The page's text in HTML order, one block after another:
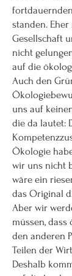
standen. Eher
Gesellschaft
nicht
auf die
Auch den
uns auf
die da lautet:
Ökologie
wir uns nicht
wäre ein
das Original
Aber wir
müssen,
den anderen
Teilen der
Deshalb